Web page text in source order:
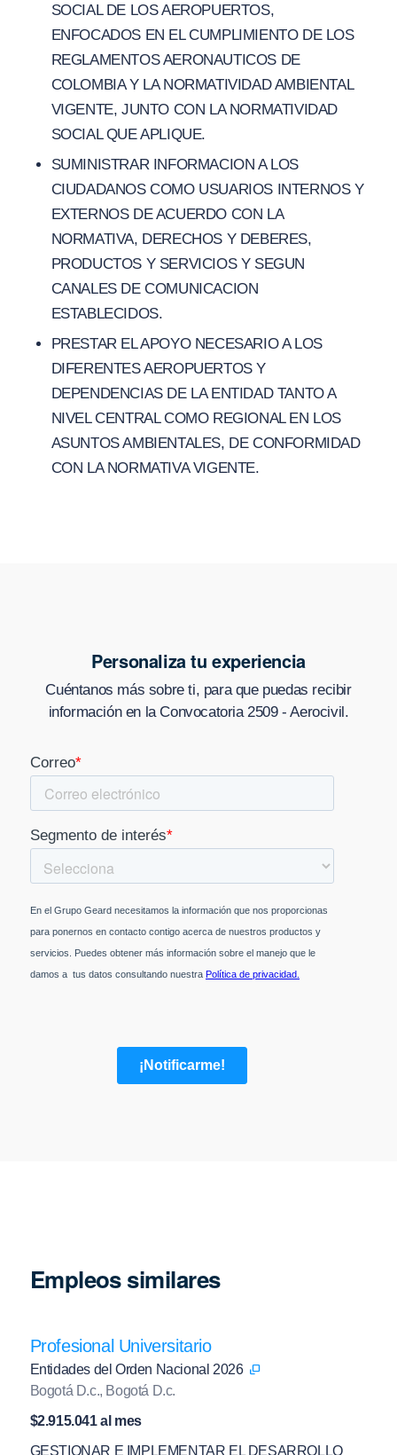
SOCIAL DE LOS AEROPUERTOS,
ENFOCADOS EN EL CUMPLIMIENTO DE LOS
REGLAMENTOS AERONAUTICOS DE
COLOMBIA Y LA NORMATIVIDAD AMBIENTAL
VIGENTE, JUNTO CON LA NORMATIVIDAD
SOCIAL QUE APLIQUE.
SUMINISTRAR INFORMACION A LOS
CIUDADANOS COMO USUARIOS INTERNOS Y
EXTERNOS DE ACUERDO CON LA
NORMATIVA, DERECHOS Y DEBERES,
PRODUCTOS Y SERVICIOS Y SEGUN
CANALES DE COMUNICACION
ESTABLECIDOS.
PRESTAR EL APOYO NECESARIO A LOS
DIFERENTES AEROPUERTOS Y
DEPENDENCIAS DE LA ENTIDAD TANTO A
NIVEL CENTRAL COMO REGIONAL EN LOS
ASUNTOS AMBIENTALES, DE CONFORMIDAD
CON LA NORMATIVA VIGENTE.
Personaliza tu experiencia
Cuéntanos más sobre ti, para que puedas recibir
información en la Convocatoria 2509 - Aerocivil.
Empleos similares
Profesional Universitario
Entidades del Orden Nacional 2026
Bogotá D.c., Bogotá D.c.
$2.915.041 al mes
GESTIONAR E IMPLEMENTAR EL DESARROLLO